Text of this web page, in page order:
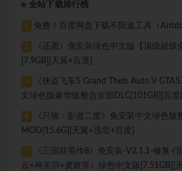
全站下载排行榜
1 免费！百度网盘下载不限速工具（
2
《还愿》免安装绿色中文版【顶级超级
[7.9GB][天翼+百度]
3
《侠盗飞车5 Grand Theft Auto V
文绿色版豪华版整合全部DLC[101GB][百度
4
《只狼：影逝二度》免安装中文绿色版
MOD[15.6G][天翼+迅雷+百度]
5
《三国群英传8》免安装-V2.1.1-修复-(
云+神关羽+虞姬等）绿色中文版[7.51GB][